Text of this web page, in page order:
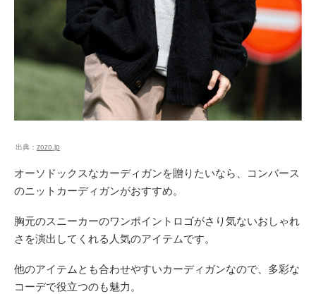
出典： zozo.jp
オーソドックスなカーディガンを贈りたいなら、コンバース
のニットカーディガンがおすすめ。
胸元のスニーカーのワンポイントロゴがさり気ないおしゃれ
さを演出してくれる人気のアイテムです。
他のアイテムとも合わせやすいカーディガンなので、多彩な
コーデで役立つのも魅力。